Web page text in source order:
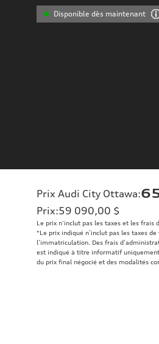
Disponible dès maintenant
Prix Audi City Ottawa:
Prix:59 090,00 $
Le prix n'inclut pas les taxes et les frais
*Le prix indiqué n’inclut pas les taxes
l’immatriculation. Des frais
est indiqué à titre informatif
du prix final négocié et des modalités